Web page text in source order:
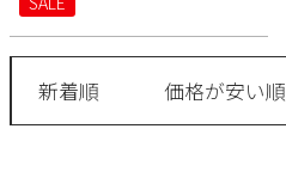
新着順 価格が安い順